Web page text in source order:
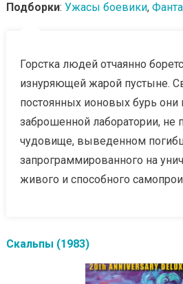
Подборки: Ужасы боевики,
Горстка людей отчаянно
изнуряющей жарой пустыне.
постоянных ионовых бурь они
заброшенной лаборатории, не
чудовище, выведенном
запрограммированного на
живого и способного
Скальпы (1983)